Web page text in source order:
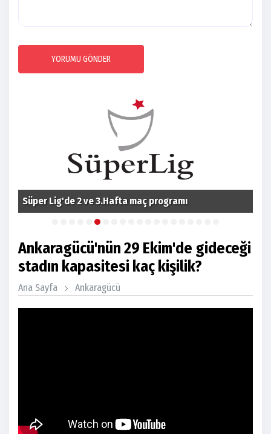
YORUMU GÖNDER
Süper Lig'de 2 ve 3.Hafta maç programı
Ankaragücü'nün 29 Ekim'de gideceği
stadın kapasitesi kaç kişilik?
Ana Sayfa Ankaragücü